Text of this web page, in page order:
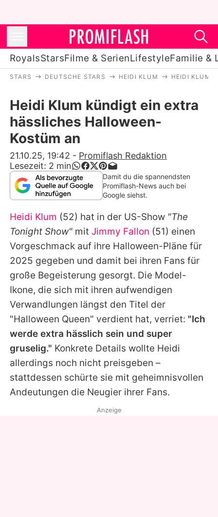
RoyalsStarsFilme & SerienLifestyleFamilie &
Stars
Filme & Serien
Lifestyle
Familie & Liebe
Promiflash Exklusiv
Alle Themen auf Promiflash
Jobs
App runterladen
Team
Redaktionelle Richtlinien
Impressum
Datenschutzerklärung
Nutzungsbedingungen
Utiq verwalten
STARS DEUTSCHE STARS HEIDI KLUM HEIDI KLUM
Heidi Klum kündigt ein extra
hässliches Halloween-
Kostüm an
21.10.25, 19:42 - Promiflash Redaktion
Lesezeit: 2 min
Damit du die spannendsten
Promiflash-News auch bei
Google siehst.
Heidi Klum (52) hat in der US-Show "The
Tonight Show" mit Jimmy Fallon (51) einen
Vorgeschmack auf ihre Halloween-Pläne für
2025 gegeben und damit bei ihren Fans für
große Begeisterung gesorgt. Die Model-
Ikone, die sich mit ihren aufwendigen
Verwandlungen längst den Titel der
"Halloween Queen" verdient hat, verriet: "Ich
werde extra hässlich sein und super
gruselig." Konkrete Details wollte Heidi
allerdings noch nicht preisgeben –
stattdessen schürte sie mit geheimnisvollen
Andeutungen die Neugier ihrer Fans.
Anzeige